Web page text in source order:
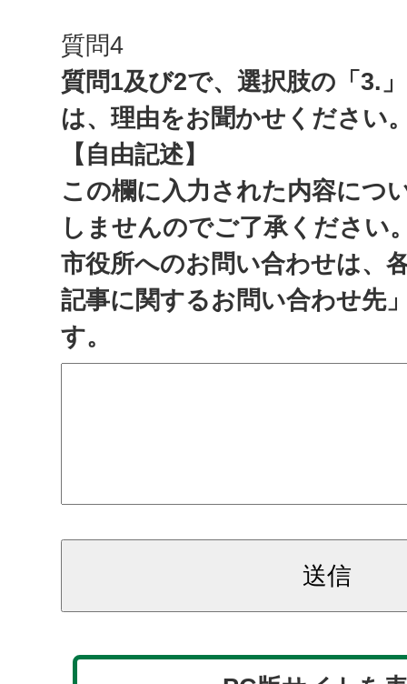
質問4
質問1及び2で、選択肢の「3.
は、理由をお聞かせください
【自由記述】
この欄に入力された内容につ
しませんのでご了承ください
市役所へのお問い合わせは、
記事に関するお問い合わせ先
す。